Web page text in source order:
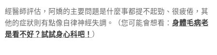
經醫師評估，阿嬌的主要問題是什麼事都提不起勁、很疲倦，其
他的症狀則有點像自律神經失調。（您可能會想看： 身體毛病老
是看不好？試試身心科吧！ ）